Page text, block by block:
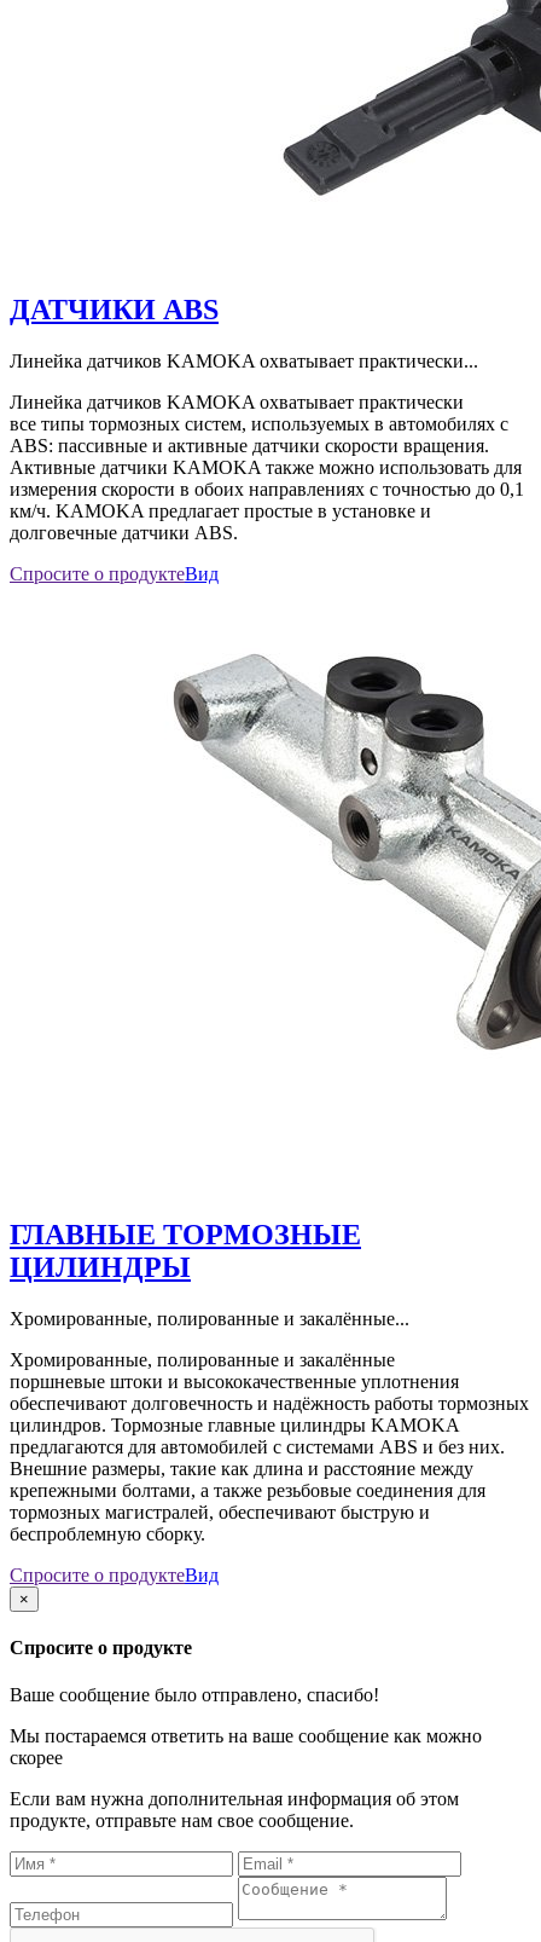
ДАТЧИКИ ABS
Линейка датчиков KAMOKA охватывает практически...
Линейка датчиков KAMOKA охватывает практически
все типы тормозных систем, используемых в автомобилях с
ABS: пассивные и активные датчики скорости вращения.
Активные датчики KAMOKA также можно использовать для
измерения скорости в обоих направлениях с точностью до 0,1
км/ч. KAMOKA предлагает простые в установке и
долговечные датчики ABS.
Спросите о продуктеВид
ГЛАВНЫЕ ТОРМОЗНЫЕ
ЦИЛИНДРЫ
Хромированные, полированные и закалённые...
Хромированные, полированные и закалённые
поршневые штоки и высококачественные уплотнения
обеспечивают долговечность и надёжность работы тормозных
цилиндров. Тормозные главные цилиндры KAMOKA
предлагаются для автомобилей с системами ABS и без них.
Внешние размеры, такие как длина и расстояние между
крепежными болтами, а также резьбовые соединения для
тормозных магистралей, обеспечивают быструю и
беспроблемную сборку.
Спросите о продуктеВид
×
Спросите о продукте
Ваше сообщение было отправлено, спасибо!
Мы постараемся ответить на ваше сообщение как можно
скорее
Если вам нужна дополнительная информация об этом
продукте, отправьте нам свое сообщение.